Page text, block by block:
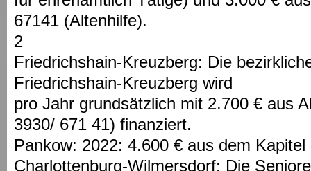
67141 (Altenhilfe).
2
Friedrichshain-Kreuzberg: Die
Friedrichshain-Kreuzberg wird
pro Jahr grundsätzlich mit 2.700 € aus
3930/ 671 41) finanziert.
Pankow: 2022: 4.600 € aus dem
Charlottenburg-Wilmersdorf: Die